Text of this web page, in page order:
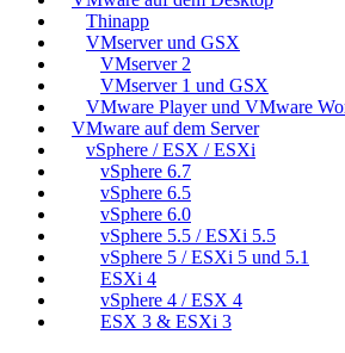
Thinapp
VMserver und GSX
VMserver 2
VMserver 1 und GSX
VMware Player und VMware
VMware auf dem Server
vSphere / ESX / ESXi
vSphere 6.7
vSphere 6.5
vSphere 6.0
vSphere 5.5 / ESXi 5.5
vSphere 5 / ESXi 5 und 5.1
ESXi 4
vSphere 4 / ESX 4
ESX 3 & ESXi 3